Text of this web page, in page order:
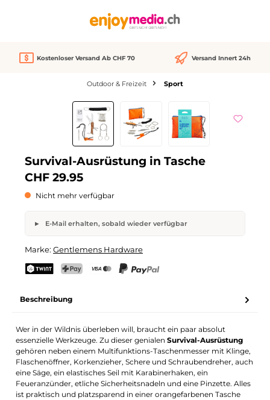
Kostenloser Versand Ab CHF 70 Versand Innert 24h
Outdoor & Freizeit Sport
Bildergalerie überspringen
Nicht verfügbar
Survival-Ausrüstung in Tasche
CHF 29.95
Nicht mehr verfügbar
E-Mail erhalten, sobald wieder verfügbar
Dein Name E-Mail-Adresse
Marke: Gentlemens Hardware
Beschreibung
Wer in der Wildnis überleben will, braucht ein paar absolut
essenzielle Werkzeuge. Zu dieser genialenSurvival-Ausrüstung
gehören neben einem Multifunktions-Taschenmesser mit Klinge,
Flaschenöffner, Korkenzieher, Schere und Schraubendreher, auch
eine Säge, ein elastisches Seil mit Karabinerhaken, ein
Feueranzünder, etliche Sicherheitsnadeln und eine Pinzette. Alles
ist praktisch und platzsparend in einer orangefarbenen Tasche